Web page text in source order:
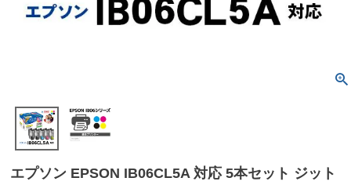
エプソン EPSON IB06CL5A 対応 5本セット ジット